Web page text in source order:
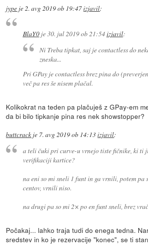
jype je2. avg 2019 ob 19:47izjavil:
BlaY0je30. jul 2019 ob 21:54izjavil:
Ni Treba tipkat, saj je contactless do
zneska...
Pri GPay je contactless brez pina do
več pa res še nisem plačal.
Kolikokrat na teden pa plačuješ z GPay-em
da bi bilo tipkanje pina res nek showstopper?
buttcrack je 7. avg 2019 ob 14:13izjavil:
a teli čuki pri curve-u vrnejo tiste fičnike, ki ti
verifikaciji kartice?
na eni so mi sneli 1 funt in ga vrnili, potem pa
centov, vrnili niso.
na drugi pa so mi 2× po en funt sneli, brez
Počakaj... lahko traja tudi do enega tedna.
sredstev in ko je rezervacije "konec", se ti